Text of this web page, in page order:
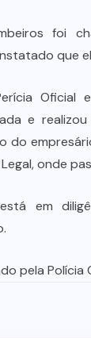
foi
que
Oficial
e
do
onde
em
pela Polícia